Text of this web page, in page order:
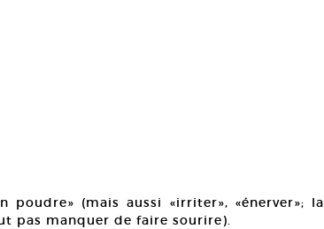
poudre» (mais aussi «irriter», «énerver»; la
pas manquer de faire sourire).